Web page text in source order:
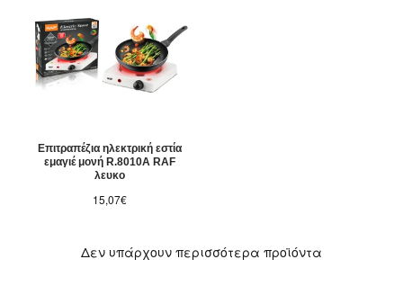
Επιτραπέζια ηλεκτρική εστία
εμαγιέ μονή R.8010A RAF
λευκο
15,07€
Δεν υπάρχουν περισσότερα προϊόντα